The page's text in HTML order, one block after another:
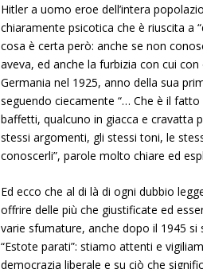
Hitler a uomo eroe dell’intera
chiaramente psicotica che è riuscita a
cosa è certa però: anche se non
aveva, ed anche la furbizia con cui
Germania nel 1925, anno della sua
seguendo ciecamente “… Che è il
baffetti, qualcuno in giacca e cravatta
stessi argomenti, gli stessi toni, le
conoscerli”, parole molto chiare ed
Ed ecco che al di là di ogni dubbio
offrire delle più che giustificate ed
varie sfumature, anche dopo il 1945
“Estote parati”: stiamo attenti e
democrazia liberale e su ciò che